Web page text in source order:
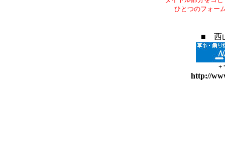
ひとつのフォー
■ 西
+
http://